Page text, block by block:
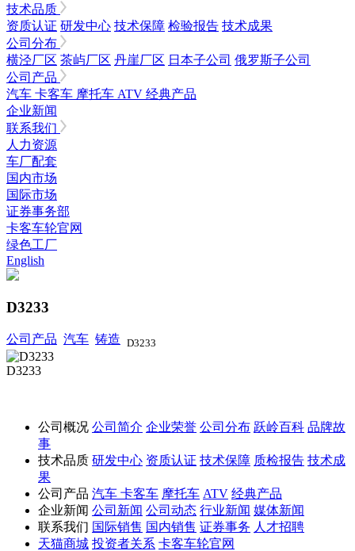
技术品质
资质认证 研发中心 技术保障 检验报告 技术成果
公司分布
横泾厂区 茶屿厂区 丹崖厂区 日本子公司 俄罗斯子公司
公司产品
汽车 卡客车 摩托车 ATV 经典产品
企业新闻
联系我们
人力资源
车厂配套
国内市场
国际市场
证券事务部
卡客车轮官网
绿色工厂
English
D3233
公司产品 汽车 铸造 D3233
D3233
公司概况 公司简介 企业荣誉 公司分布 跃岭百科 品牌故
事
技术品质 研发中心 资质认证 技术保障 质检报告 技术成
果
公司产品 汽车 卡客车 摩托车 ATV 经典产品
企业新闻 公司新闻 公司动态 行业新闻 媒体新闻
联系我们 国际销售 国内销售 证券事务 人才招聘
天猫商城 投资者关系 卡客车轮官网